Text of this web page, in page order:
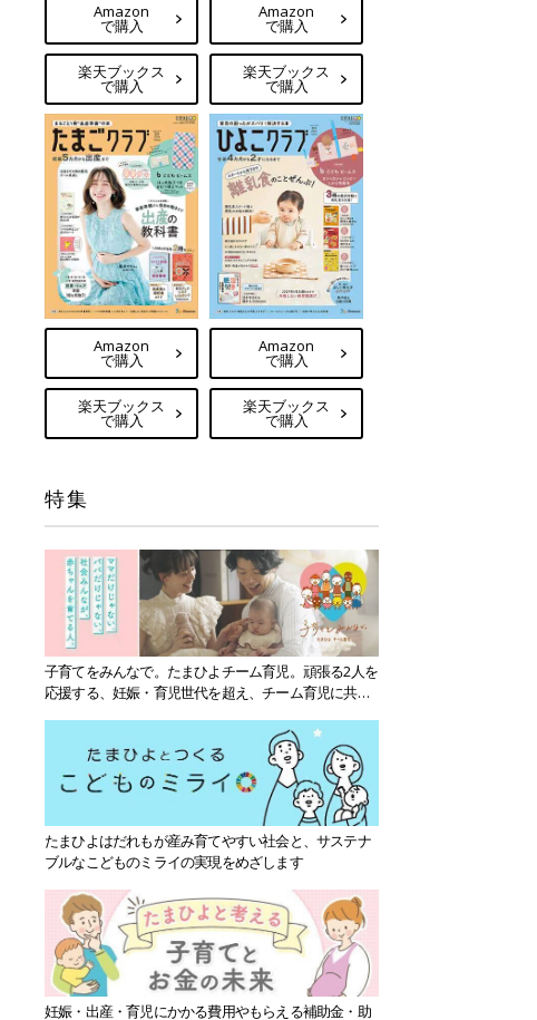
Amazon
で購入
楽天ブックス
で購入
Amazon
で購入
楽天ブックス
で購入
Amazon
で購入
楽天ブックス
で購入
Amazon
で購入
楽天ブックス
で購入
特集
子育てをみんなで。たまひよチーム育児。頑張る2人を
応援する、妊娠・育児世代を超え、チーム育児に共感
たまひよはだれもが産み育てやすい社会と、サステナ
ブルなこどものミライの実現をめざします
妊娠・出産・育児にかかる費用やもらえる補助金・助